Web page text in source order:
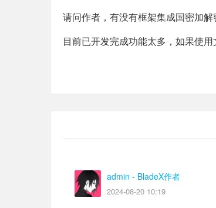
请问作者，有没有框架集成国密加
目前已开发完成功能太多，如果使
admin - BladeX作者
2024-08-20 10:19